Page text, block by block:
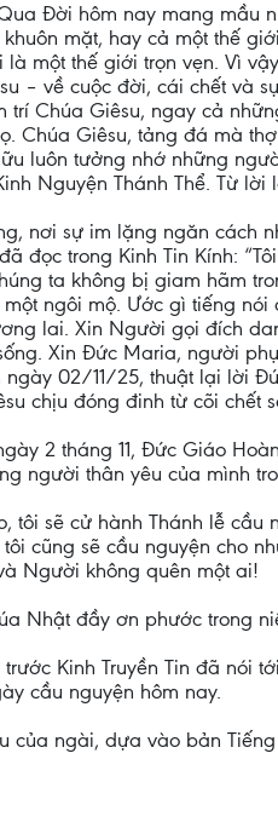
Đời hôm nay mang mầu
mặt, hay cả một thế
một thế giới trọn vẹn. Vì
– về cuộc đời, cái chết và
trí Chúa Giêsu, ngay cả
Chúa Giêsu, tảng đá mà
luôn tưởng nhớ những
Nguyện Thánh Thể. Từ
nơi sự im lặng ngăn cách
đọc trong Kinh Tin Kính:
ta không bị giam hãm
ngôi mộ. Ước gì tiếng
lai. Xin Người gọi đích
Xin Đức Maria, người
ngày 02/11/25, thuật lại lời
chịu đóng đinh từ cõi
2 tháng 11, Đức Giáo
người thân yêu của mình
tôi sẽ cử hành Thánh lễ
cũng sẽ cầu nguyện cho
Người không quên một ai!
Nhật đầy ơn phước trong
Kinh Truyền Tin đã
cầu nguyện hôm nay.
của ngài, dựa vào bản Tiếng